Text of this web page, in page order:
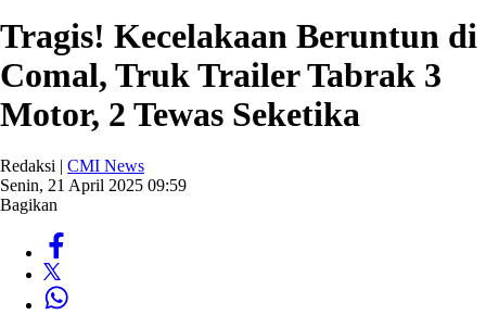
Tragis! Kecelakaan Beruntun di
Comal, Truk Trailer Tabrak 3
Motor, 2 Tewas Seketika
Redaksi | CMI News
Senin, 21 April 2025 09:59
Bagikan